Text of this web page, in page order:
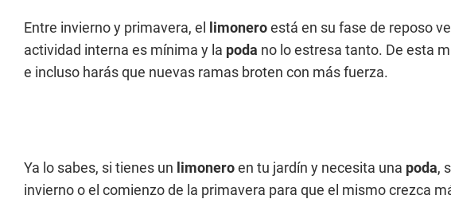
Entre invierno y primavera, el limoneroestá en su fase de reposo
actividad interna es mínima y la poda no lo estresa tanto. De esta
e incluso harás que nuevas ramas broten con más fuerza.
Ya lo sabes, si tienes un limoneroen tu jardín y necesita una poda,
invierno o el comienzo de la primavera para que el mismo crezca